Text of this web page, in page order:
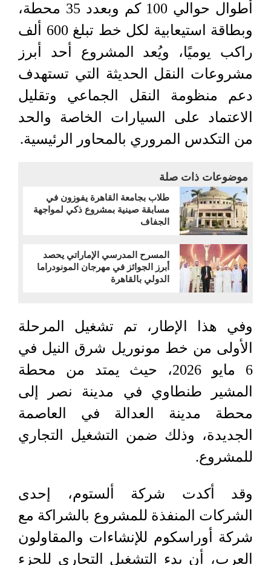
أطوال حوالي 100 كم وبعدد 35 محطة،
وبطاقة استيعابية لكل خط تبلغ 600 ألف
راكب يوميًا، ويُعد المشروع أحد أبرز
مشروعات النقل الحديثة التي تستهدف
دعم منظومة النقل الجماعي وتقليل
الاعتماد على السيارات الخاصة والحد
من التكدس المروري بالمحاور الرئيسية.
موضوعات ذات صلة
طلاب بجامعة القاهرة يفوزون في
مسابقة صينية بمشروع ذكي لمواجهة
الجفاف
المسرح المدرسي الإماراتي يحصد
أبرز الجوائز في مهرجان المونودراما
الدولي بالقاهرة
وفي هذا الإطار، تم تشغيل المرحلة
الأولى من خط مونوريل شرق النيل في
6 مايو 2026، حيث يمتد من محطة
المشير طنطاوي في مدينة نصر إلى
محطة مدينة العدالة في العاصمة
الجديدة، وذلك ضمن التشغيل التجاري
للمشروع.
وقد أكدت شركة ألستوم، إحدى
الشركات المنفذة للمشروع بالشراكة مع
شركة أوراسكوم للإنشاءات والمقاولون
العرب، أن بدء التشغيل التجاري للجزء